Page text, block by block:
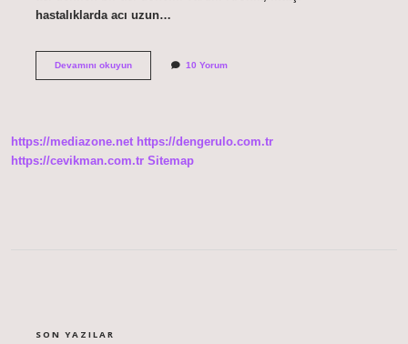
hastalıklarda acı uzun…
Devamını okuyunCan
10 Yorum
https://mediazone.net https://dengerulo.com.tr
https://cevikman.com.tr Sitemap
SON YAZILAR